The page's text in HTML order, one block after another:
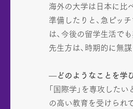
海外の大学は日本に比
準備したりと、急ピッ
は、今後の留学生活で
先生方は、時期的に無
—どのようなことを学
「国際学」を専攻した
の高い教育を受けられ